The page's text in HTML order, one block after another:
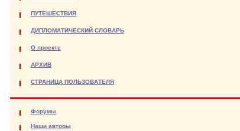
ПУТЕШЕСТВИЯ
ДИПЛОМАТИЧЕСКИЙ СЛОВАРЬ
О проекте
АРХИВ
СТРАНИЦА ПОЛЬЗОВАТЕЛЯ
Форумы
Наши авторы